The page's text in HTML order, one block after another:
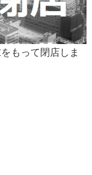
もって閉店しま